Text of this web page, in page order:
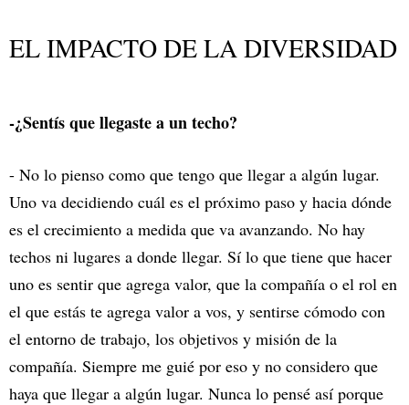
EL IMPACTO DE LA DIVERSIDAD
-¿Sentís que llegaste a un techo?
- No lo pienso como que tengo que llegar a algún lugar.
Uno va decidiendo cuál es el próximo paso y hacia dónde
es el crecimiento a medida que va avanzando. No hay
techos ni lugares a donde llegar. Sí lo que tiene que hacer
uno es sentir que agrega valor, que la compañía o el rol en
el que estás te agrega valor a vos, y sentirse cómodo con
el entorno de trabajo, los objetivos y misión de la
compañía. Siempre me guié por eso y no considero que
haya que llegar a algún lugar. Nunca lo pensé así porque